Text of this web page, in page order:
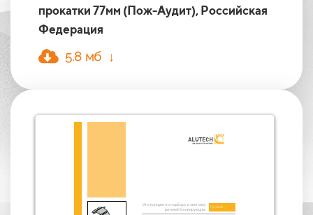
прокатки 77мм (Пож-Аудит), Российская
Федерация
5.8 мб ↓